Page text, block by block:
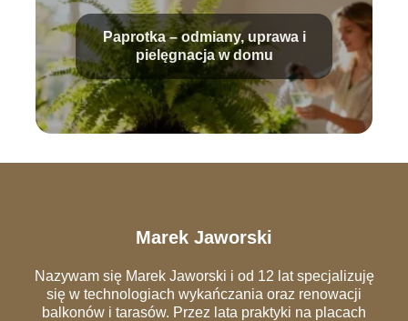
Paprotka – odmiany, uprawa i
pielęgnacja w domu
Marek Jaworski
Nazywam się Marek Jaworski i od 12 lat specjalizuję
się w technologiach wykańczania oraz renowacji
balkonów i tarasów. Przez lata praktyki na placach